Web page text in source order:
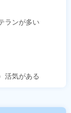
ランが多い
活気がある